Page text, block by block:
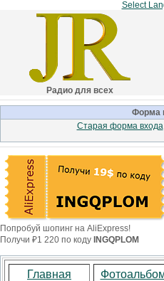
Select
Радио для всех
Форма
Старая форма входа
Попробуй шопинг на AliExpress!
Получи ₽1 220 по коду INGQPLOM
Главная